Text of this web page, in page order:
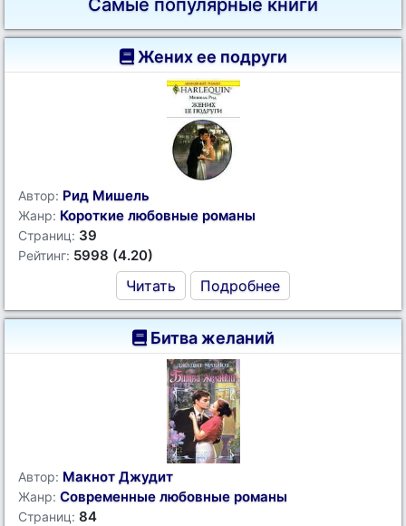
Самые популярные книги
Жених ее подруги
Автор: Рид Мишель
Жанр: Короткие любовные романы
Страниц: 39
Рейтинг: 5998 (4.20)
Читать Подробнее
Битва желаний
Автор: Макнот Джудит
Жанр: Современные любовные романы
Страниц: 84